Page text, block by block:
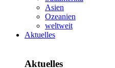
Asien
Ozeanien
weltweit
Aktuelles
Aktuelles